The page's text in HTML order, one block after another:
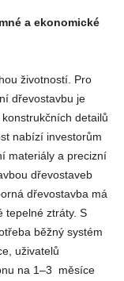
a ekonomické
životností. Pro
dřevostavbu je
detailů
nabízí investorům
materiály a precizní
dřevostaveb
dřevostavba má
tepelné ztráty. S
běžný systém
uživatelů
na 1–3 měsíce